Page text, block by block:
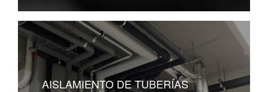
AISLAMIENTO DE TUBERÍAS